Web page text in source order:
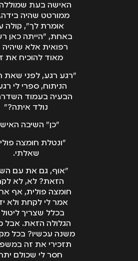
האישה בעת שמוללה
ממורטט שהיה
אומרת לך", קולה
באחת, "הייתה כאן
רפואית אלא
מאוד להוכיח את
"רגע רגע, לפני שאת
הניתוח, ספרי לי
הבעיה בעמוד
נולד איתה?"
"כן" השיבה
"ונטלת חומצה
שאלתי.
"אוף, גם את עם
הזאת? לא, לא
חומצה פולית, אף
אמר לי לקחת ולא
בכלל שצריך
הגלולה הזאת. אבל
משנה עכשיו? בכל
תזכירי את זה
חסר לי שכולם